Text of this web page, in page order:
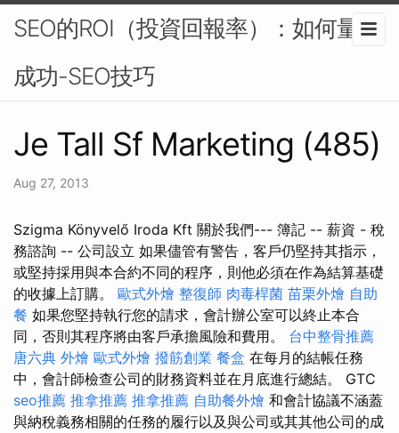
SEO的ROI（投資回報率）：如何量化
成功-SEO技巧
Je Tall Sf Marketing (485)
Aug 27, 2013
Szigma Könyvelő Iroda Kft 關於我們--- 簿記 -- 薪資 - 稅
務諮詢 -- 公司設立 如果儘管有警告，客戶仍堅持其指示，
或堅持採用與本合約不同的程序，則他必須在作為結算基礎
的收據上訂購。 歐式外燴 整復師 肉毒桿菌 苗栗外燴 自助
餐 如果您堅持執行您的請求，會計辦公室可以終止本合
同，否則其程序將由客戶承擔風險和費用。 台中整骨推薦
唐六典 外燴 歐式外燴 撥筋創業 餐盒 在每月的結帳任務
中，會計師檢查公司的財務資料並在月底進行總結。 GTC
seo推薦 推拿推薦 推拿推薦 自助餐外燴 和會計協議不涵蓋
與納稅義務相關的任務的履行以及與公司或其其他公司的成